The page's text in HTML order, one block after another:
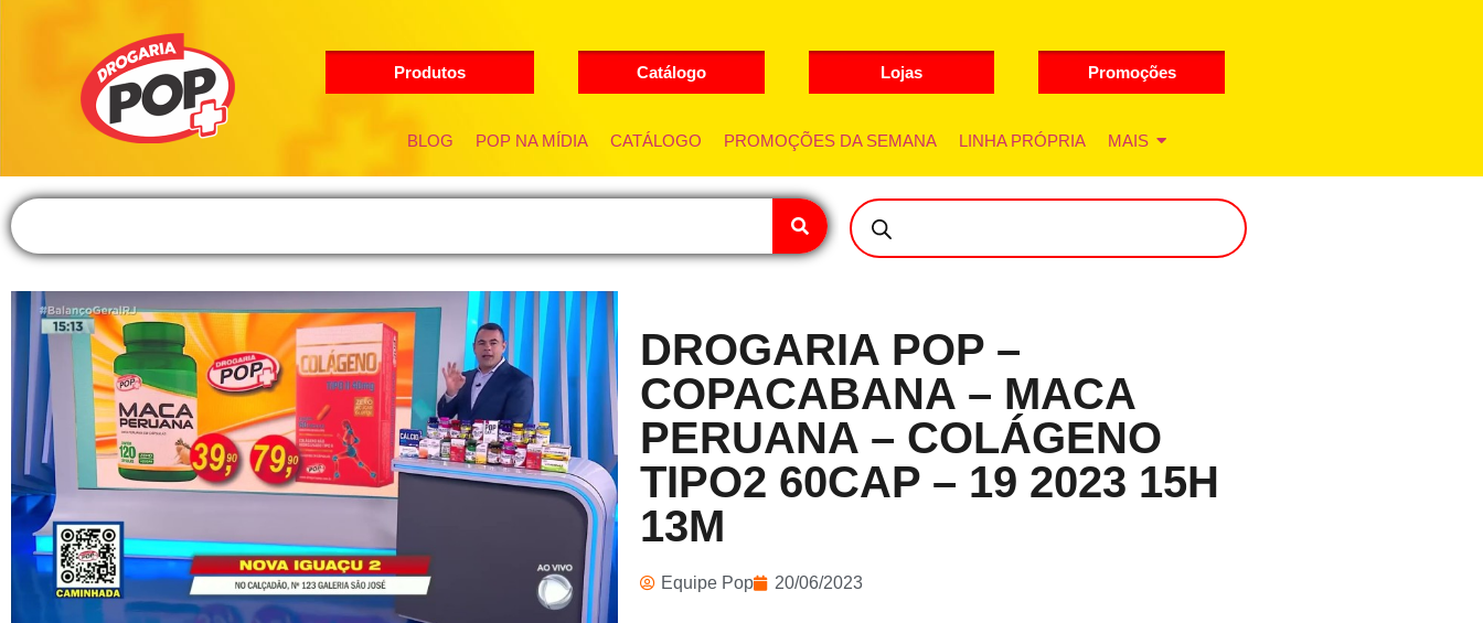
Produtos Catálogo Lojas Promoções
BLOG POP NA MÍDIA CATÁLOGO PROMOÇÕES DA SEMANA LINHA PRÓPRIA MAIS
DROGARIA POP –
COPACABANA – MACA
PERUANA – COLÁGENO
TIPO2 60CAP – 19 2023 15H
13M
Equipe Pop 20/06/2023